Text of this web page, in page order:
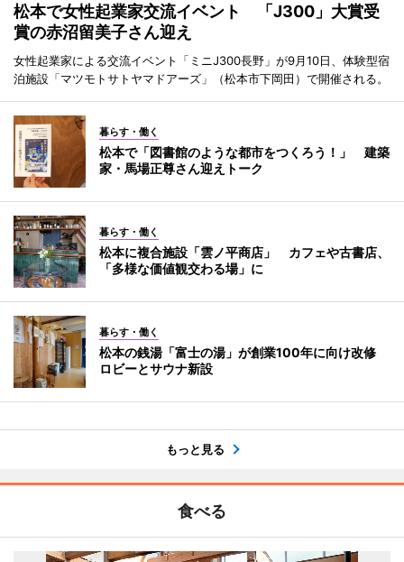
松本で女性起業家交流イベント 「J300」大賞受
賞の赤沼留美子さん迎え
女性起業家による交流イベント「ミニJ300長野」が9月10日、体験型宿
泊施設「マツモトサトヤマドアーズ」（松本市下岡田）で開催される。
暮らす・働く
松本で「図書館のような都市をつくろう！」 建築
家・馬場正尊さん迎えトーク
暮らす・働く
松本に複合施設「雲ノ平商店」 カフェや古書店、
「多様な価値観交わる場」に
暮らす・働く
松本の銭湯「富士の湯」が創業100年に向け改修
ロビーとサウナ新設
もっと見る
食べる